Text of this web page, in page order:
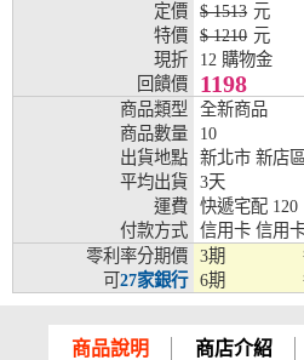
定價 $ 1513 元
特價
$ 1210 元
現折
12 購物金
回饋價
1198
商品類型
全新商品
商品數量
10
出貨地點
新北市 新店區
平均出貨
3天
運費
快遞宅配 120
付款方式
信用卡 信用
零利率分期價
可27家銀行
3期
6期
商品說明 商店介紹
兆豐銀行、合作
彰化銀行、上海
台灣企銀、台中
臺灣新光銀行、陽
銀、元大銀行、永
行、星展銀行、台
託、台灣樂天、三
兆豐銀行、合作金
彰化銀行、上海銀
台灣企銀、台中
臺灣新光銀行、陽
銀、元大銀行、
託、台灣樂天、三